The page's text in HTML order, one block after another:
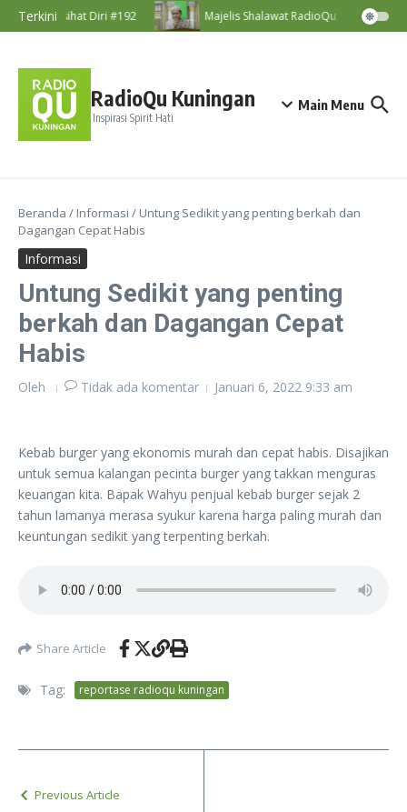
Lewati ke konten
TerkiniNasihat Diri #192 Majelis Shalawat RadioQu Bersama
RadioQu Kuningan
Inspirasi Spirit Hati
Main Menu
Beranda / Informasi / Untung Sedikit yang penting berkah dan
Dagangan Cepat Habis
Informasi
Untung Sedikit yang penting
berkah dan Dagangan Cepat
Habis
Oleh Tidak ada komentar Januari 6, 2022 9:33 am
Kebab burger yang ekonomis murah dan cepat habis. Disajikan
untuk semua kalangan pecinta burger yang takkan menguras
keuangan kita. Bapak Wahyu penjual kebab burger sejak 2
tahun lamanya merasa syukur karena harga paling murah dan
keuntungan sedikit yang terpenting berkah.
Share Article
Tag: reportase radioqu kuningan
Previous Article